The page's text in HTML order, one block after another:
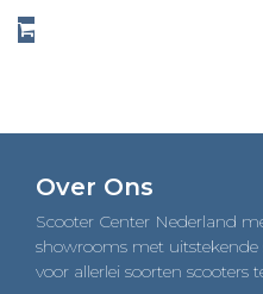
Over Ons
Scooter Center Nederland
showrooms met uitstekende
voor allerlei soorten scooters